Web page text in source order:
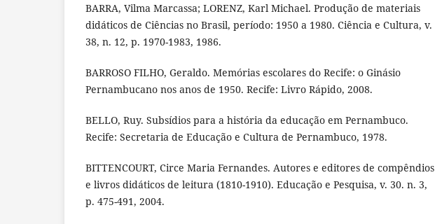
BARRA, Vilma Marcassa; LORENZ, Karl Michael. Produção de materiais
didáticos de Ciências no Brasil, período: 1950 a 1980. Ciência e Cultura, v.
38, n. 12, p. 1970-1983, 1986.
BARROSO FILHO, Geraldo. Memórias escolares do Recife: o Ginásio
Pernambucano nos anos de 1950. Recife: Livro Rápido, 2008.
BELLO, Ruy. Subsídios para a história da educação em Pernambuco.
Recife: Secretaria de Educação e Cultura de Pernambuco, 1978.
BITTENCOURT, Circe Maria Fernandes. Autores e editores de compêndios
e livros didáticos de leitura (1810-1910). Educação e Pesquisa, v. 30. n. 3,
p. 475-491, 2004.